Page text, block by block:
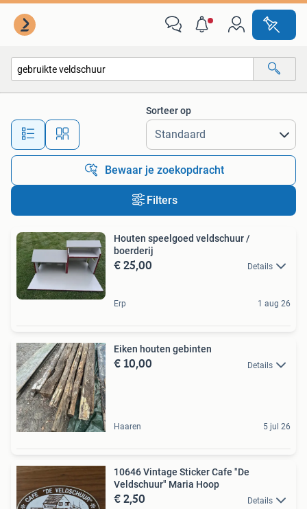
Alle afstanden…
Sorteer op
Bewaar je zoekopdracht
Filters
Houten speelgoed veldschuur /
boerderij
€ 25,00 Details
Erp 1 aug 26
Eiken houten gebinten
€ 10,00 Details
Haaren 5 jul 26
10646 Vintage Sticker Cafe "De
Veldschuur" Maria Hoop
€ 2,50 Details